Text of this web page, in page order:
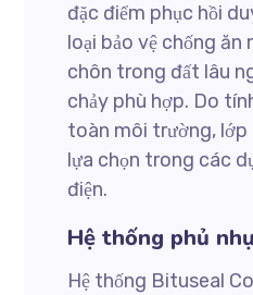
đặc điểm phục hồi
loại bảo vệ chống
chôn trong đất lâu
chảy phù hợp. Do
toàn môi trường, lớp
lựa chọn trong các
điện.
Hệ thống phủ
Hệ thống Bituseal